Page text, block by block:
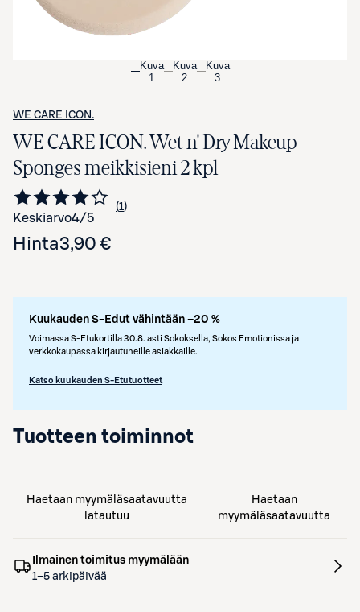
Kuva
1
Kuva
2
Kuva
3
WE CARE ICON.
WE CARE ICON. Wet n' Dry Makeup
Sponges meikkisieni 2 kpl
Keskiarvo4/5 Siirry arvioihin
1
kappale
Hinta3,90 €
Kuukauden S-Edut vähintään –20 %
Voimassa S-Etukortilla 30.8. asti Sokoksella, Sokos Emotionissa ja
verkkokaupassa kirjautuneille asiakkaille.
Katso kuukauden S-Etutuotteet
Tuotteen toiminnot
Haetaan myymäläsaatavuutta
latautuu
Haetaan
myymäläsaatavuutta
Ilmainen toimitus myymälään
1–5 arkipäivää